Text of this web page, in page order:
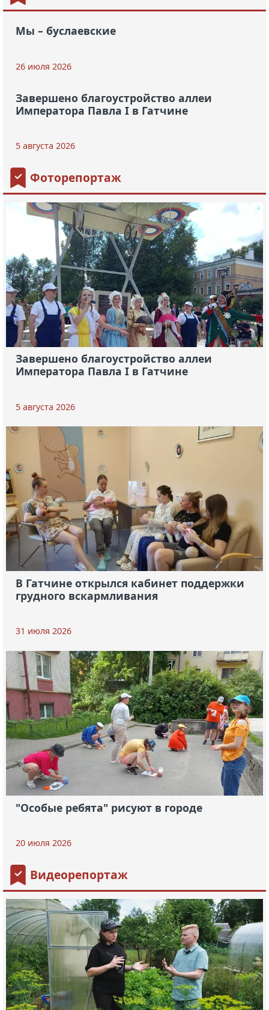
Мы – буслаевские
26 июля 2026
Завершено благоустройство аллеи
Императора Павла I в Гатчине
5 августа 2026
Фоторепортаж
Завершено благоустройство аллеи
Императора Павла I в Гатчине
5 августа 2026
В Гатчине открылся кабинет поддержки
грудного вскармливания
31 июля 2026
"Особые ребята" рисуют в городе
20 июля 2026
Видеорепортаж